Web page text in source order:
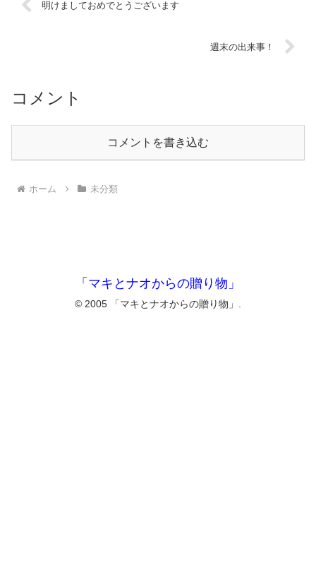
明けましておめでとうございます
週末の出来事！
コメント
コメントを書き込む
ホーム 未分類
「マキとナオからの贈り物」
© 2005 「マキとナオからの贈り物」.